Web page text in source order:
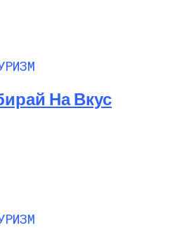
На Вкус